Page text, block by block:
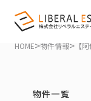
HOME>物件情報>【
物件一覧